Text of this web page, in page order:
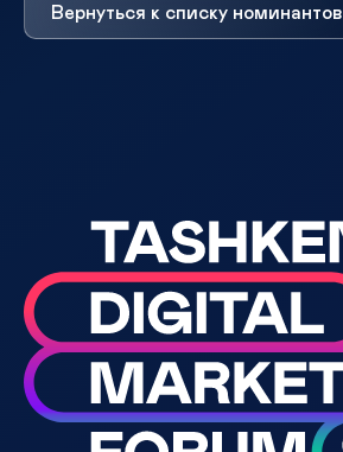
Вернуться к списку номинантов